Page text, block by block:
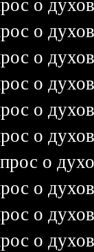
о
о
о
о
о
о
о
о
о
о